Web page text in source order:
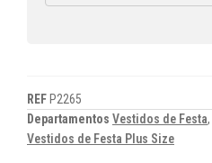
REF P2265
Departamentos Vestidos de Festa,
Vestidos de Festa Plus Size